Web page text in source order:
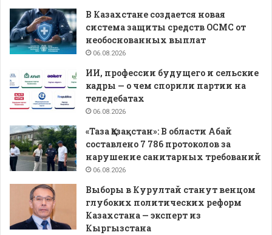
В Казахстане создается новая
система защиты средств ОСМС от
необоснованных выплат
06.08.2026
ИИ, профессии будущего и сельские
кадры — о чем спорили партии на
теледебатах
06.08.2026
«Таза Қазақстан»: В области Абай
составлено 7 786 протоколов за
нарушение санитарных требований
06.08.2026
Выборы в Курултай станут венцом
глубоких политических реформ
Казахстана — эксперт из
Кыргызстана